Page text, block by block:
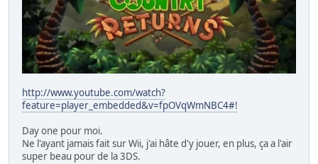
http://www.youtube.com/watch?
feature=player_embedded&v=fpOVqWmNBC4#!
Day one pour moi.
Ne l'ayant jamais fait sur Wii, j'ai hâte d'y jouer, en plus, ça a l'air
super beau pour de la 3DS.